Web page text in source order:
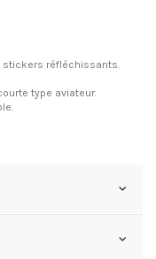
stickers réfléchissants.
type aviateur.